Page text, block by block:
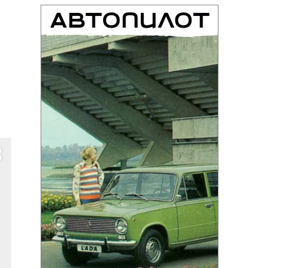
на весь экран
Председатель
ВЭБ.РФ
Игорь
Шувалов
Фото:
ВЭБ.РФ